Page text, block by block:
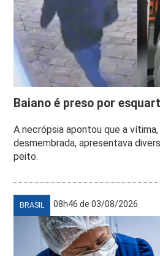
Baiano é preso por
A necrópsia apontou que a
desmembrada, apresentava
peito.
BRASIL 08h46 de 03/08/2026